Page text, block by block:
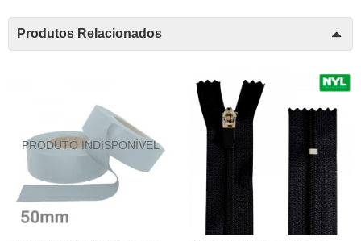
Produtos Relacionados